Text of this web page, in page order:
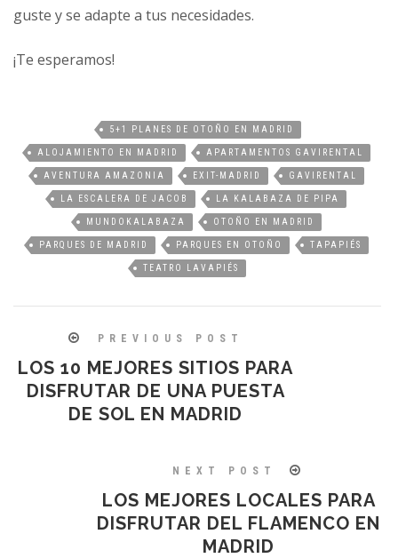
guste y se adapte a tus necesidades.
¡Te esperamos!
5+1 PLANES DE OTOÑO EN MADRID
ALOJAMIENTO EN MADRID APARTAMENTOS GAVIRENTAL
AVENTURA AMAZONIA EXIT-MADRID GAVIRENTAL
LA ESCALERA DE JACOB LA KALABAZA DE PIPA
MUNDOKALABAZA OTOÑO EN MADRID
PARQUES DE MADRID PARQUES EN OTOÑO TAPAPIÉS
TEATRO LAVAPIÉS
PREVIOUS POST
LOS 10 MEJORES SITIOS PARA
DISFRUTAR DE UNA PUESTA
DE SOL EN MADRID
NEXT POST
LOS MEJORES LOCALES PARA
DISFRUTAR DEL FLAMENCO EN
MADRID